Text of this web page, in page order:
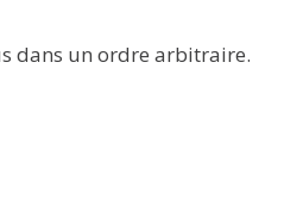
dans un ordre arbitraire.